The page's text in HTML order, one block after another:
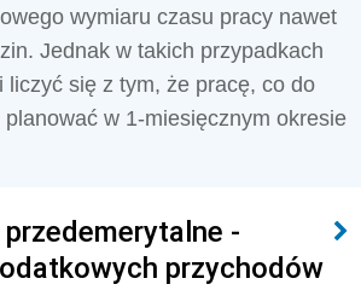
wymiaru czasu pracy nawet
Jednak w takich przypadkach
liczyć się z tym, że pracę, co do
w 1-miesięcznym okresie
-
przychodów